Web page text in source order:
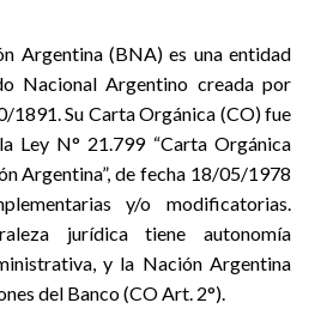
Argentina (BNA) es una entidad
Nacional Argentino creada por
1891. Su Carta Orgánica (CO) fue
Ley N° 21.799 “Carta Orgánica
Argentina”, de fecha 18/05/1978
y/o modificatorias.
jurídica tiene autonomía
y la Nación Argentina
del Banco (CO Art. 2°).